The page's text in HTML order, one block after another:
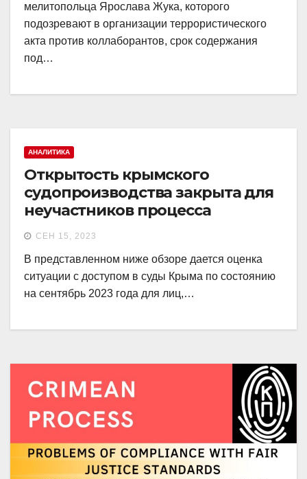
мелитопольца Ярослава Жука, которого
подозревают в организации террористического
акта против коллаборантов, срок содержания
под…
АНАЛИТИКА
Открытость крымского
судопроизводства закрыта для
неучастников процесса
СЕН 15, 2023
В представленном ниже обзоре дается оценка
ситуации с доступом в суды Крыма по состоянию
на сентябрь 2023 года для лиц,…